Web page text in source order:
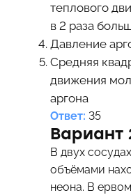
теплового
в 2 раза
Давление
Средняя
движения
аргона
Ответ: 35
Вариант
В двух
объёмами
неона. В